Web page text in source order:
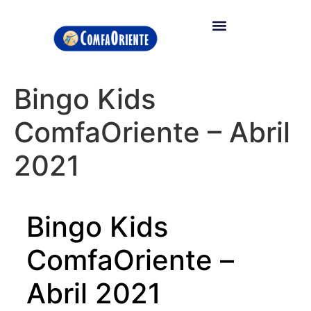
Bingo Kids
ComfaOriente – Abril
2021
Bingo Kids
ComfaOriente –
Abril 2021